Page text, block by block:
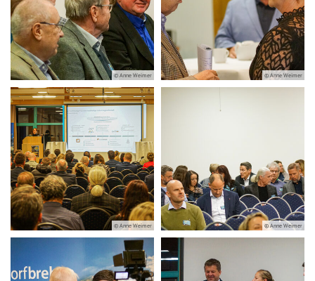
© Anne Weimer © Anne Weimer
© Anne Weimer © Anne Weimer